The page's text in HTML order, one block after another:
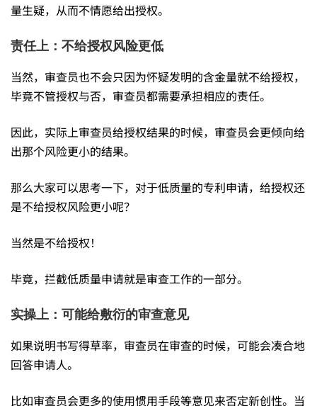
量生疑，从而不情愿给出授权。
责任上：不给授权风险更低
当然，审查员也不会只因为怀疑发明的含金量就不给授权，
毕竟不管授权与否，审查员都需要承担相应的责任。
因此，实际上审查员给授权结果的时候，审查员会更倾向给
出那个风险更小的结果。
那么大家可以思考一下，对于低质量的专利申请，给授权还
是不给授权风险更小呢？
当然是不给授权！
毕竟，拦截低质量申请就是审查工作的一部分。
实操上：可能给敷衍的审查意见
如果说明书写得草率，审查员在审查的时候，可能会凑合地
回答申请人。
比如审查员会更多的使用惯用手段等意见来否定新创性。当